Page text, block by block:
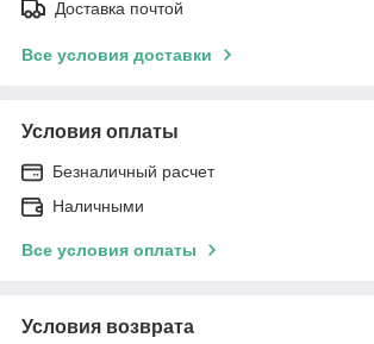
Доставка почтой
Все условия доставки
Условия оплаты
Безналичный расчет
Наличными
Все условия оплаты
Условия возврата